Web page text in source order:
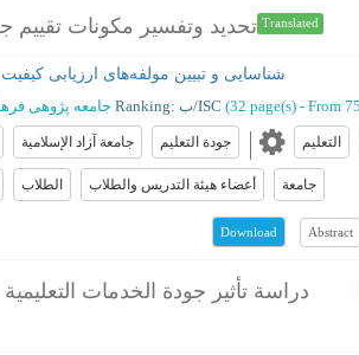
تحديد وتفسير مكونات تقييم Translated
شناسایی و تبیین مولفه‌های ارزیابی
جامعه پژوهی Ranking: ب/ISC (‎32 page(s) - From
جامعة آزاد الإسلامية جودة التعليم التعلیم
الطلاب أعضاء هیئة التدریس والطلاب جامعة
Download Abstract
دراسة تأثير جودة الخدمات